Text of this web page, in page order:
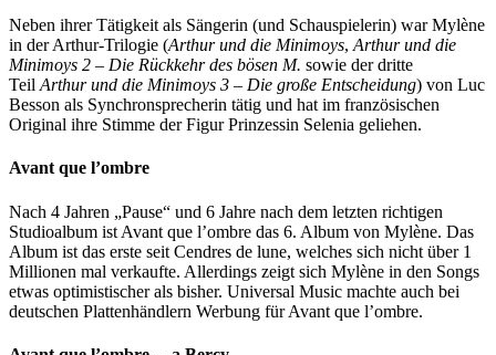
Neben ihrer Tätigkeit als Sängerin (und Schauspielerin) war Mylène
in der Arthur-Trilogie (Arthur und die Minimoys, Arthur und die
Minimoys 2 – Die Rückkehr des bösen M. sowie der dritte
Teil Arthur und die Minimoys 3 – Die große Entscheidung) von Luc
Besson als Synchronsprecherin tätig und hat im französischen
Original ihre Stimme der Figur Prinzessin Selenia geliehen.
Avant que l’ombre
Nach 4 Jahren „Pause“ und 6 Jahre nach dem letzten richtigen
Studioalbum ist Avant que l’ombre das 6. Album von Mylène. Das
Album ist das erste seit Cendres de lune, welches sich nicht über 1
Millionen mal verkaufte. Allerdings zeigt sich Mylène in den Songs
etwas optimistischer als bisher. Universal Music machte auch bei
deutschen Plattenhändlern Werbung für Avant que l’ombre.